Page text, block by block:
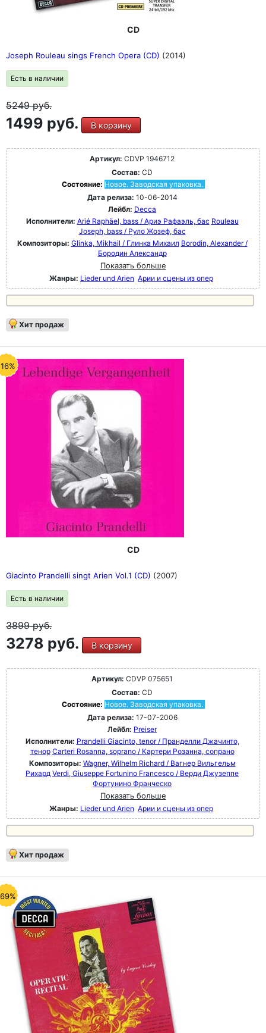
CD
Joseph Rouleau sings French Opera (CD) (2014)
Есть в наличии
5249руб.
1499 руб. В корзину
Артикул: CDVP 1946712
Состав: CD
Состояние: Новое. Заводская упаковка.
Дата релиза: 10-06-2014
Лейбл: Decca
Исполнители: Arié Raphäel, bass / Ариэ Рафаэль, бас Rouleau
Joseph, bass / Руло Жозеф, бас
Композиторы: Glinka, Mikhail / Глинка Михаил Borodin, Alexander /
Бородин Александр
Показать больше
Жанры: Lieder und Arien Арии и сцены из опер
Хит продаж
CD
Giacinto Prandelli singt Arien Vol.1 (CD) (2007)
Есть в наличии
3899руб.
3278 руб. В корзину
Артикул: CDVP 075651
Состав: CD
Состояние: Новое. Заводская упаковка.
Дата релиза: 17-07-2006
Лейбл: Preiser
Исполнители: Prandelli Giacinto, tenor / Пранделли Джачинто,
тенор Carteri Rosanna, soprano / Картери Розанна, сопрано
Композиторы: Wagner, Wilhelm Richard / Вагнер Вильгельм
Рихард Verdi, Giuseppe Fortunino Francesco / Верди Джузеппе
Фортунино Франческо
Показать больше
Жанры: Lieder und Arien Арии и сцены из опер
Хит продаж